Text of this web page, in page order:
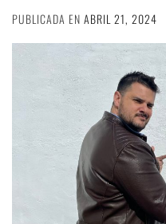
PUBLICADA EN ABRIL 21, 2024